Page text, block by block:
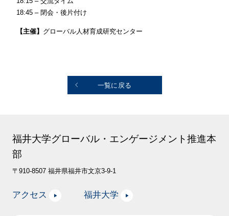
18:45 – 閉会・後片付け
【主催】 グローバル人材育成研究センター
一覧に戻る
福井大学グローバル・エンゲージメント推進本
部
〒910-8507 福井県福井市文京3-9-1
アクセス 福井大学